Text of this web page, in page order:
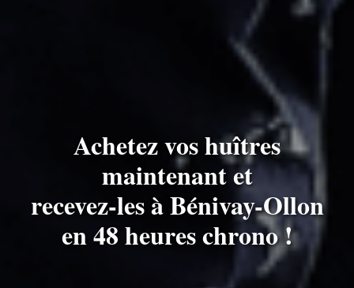
Achetez vos huîtres
maintenant et
recevez-les à Bénivay-Ollon
en 48 heures chrono !